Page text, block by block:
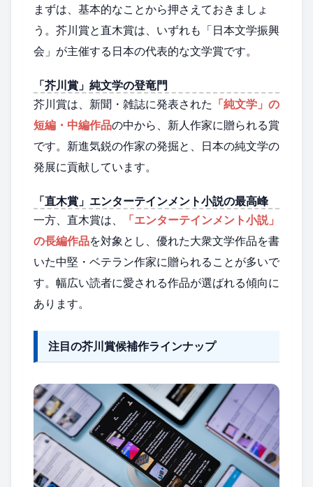
まずは、基本的なことから押さえておきましょ
う。芥川賞と直木賞は、いずれも「日本文学振興
会」が主催する日本の代表的な文学賞です。
「芥川賞」純文学の登竜門
芥川賞は、新聞・雑誌に発表された 「純文学」の
短編・中編作品の中から、新人作家に贈られる賞
です。新進気鋭の作家の発掘と、日本の純文学の
発展に貢献しています。
「直木賞」エンターテインメント小説の最高峰
一方、直木賞は、
「エンターテインメント小説」
の長編作品を対象とし、優れた大衆文学作品を書
いた中堅・ベテラン作家に贈られることが多いで
す。幅広い読者に愛される作品が選ばれる傾向に
あります。
注目の芥川賞候補作ラインナップ